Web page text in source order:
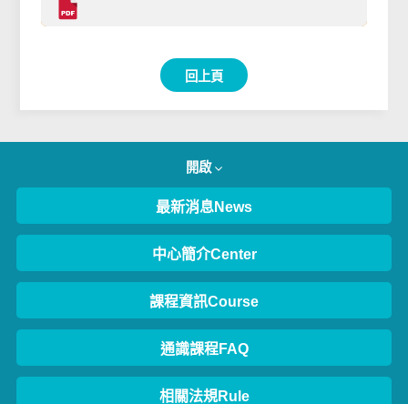
回上頁
開啟
最新消息News
中心簡介Center
課程資訊Course
通識課程FAQ
相關法規Rule